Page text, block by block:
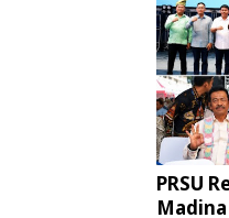
PRSU
Madina